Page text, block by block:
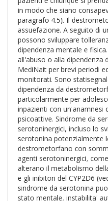
in modo che siano
paragrafo 4.5). Il
assuefazione. A seguito di
possono sviluppare
dipendenza mentale e
all'abuso o alla dipendenza
MediNait per brevi periodi
monitorati. Sono
dipendenza da
particolarmente per
inpazienti con un'anamnesi
psicoattive. Sindrome da
serotoninergici, incluso lo
serotonina potenzialmente
destrometorfano con
agenti serotoninergici,
alterano il metabolismo
e gli inibitori del CYP2D6
sindrome da serotonina
stato mentale, instabilita'